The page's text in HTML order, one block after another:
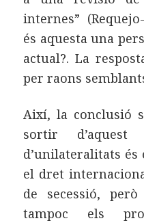
internes”
és aquesta una
actual?. La
per raons
Així, la conclusió
sortir
d’unilateralitats és
el dret
de secessió,
tampoc els